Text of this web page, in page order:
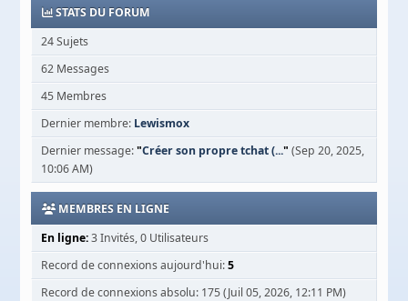
STATS DU FORUM
24 Sujets
62 Messages
45 Membres
Dernier membre: Lewismox
Dernier message:"Créer son propre tchat (..." (Sep 20, 2025,
10:06 AM)
MEMBRES EN LIGNE
En ligne:3 Invités, 0 Utilisateurs
Record de connexions aujourd'hui:5
Record de connexions absolu: 175 (Juil 05, 2026, 12:11 PM)